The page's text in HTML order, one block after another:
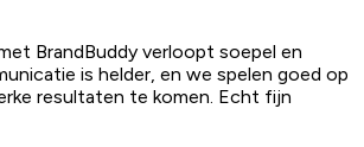
BrandBuddy verloopt soepel en
is helder, en we spelen goed op
resultaten te komen. Echt fijn